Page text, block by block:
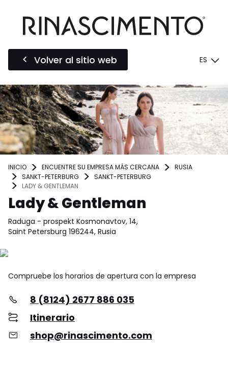
Volver al sitio web ES
INICIO ENCUENTRE SU EMPRESA MÁS CERCANA
RUSIA
SANKT-PETERBURG
SANKT-PETERBURG
LADY & GENTLEMAN
Lady & Gentleman
Raduga - prospekt Kosmonavtov, 14,
Saint Petersburg 196244, Rusia
Compruebe los horarios de apertura con la empresa
8 (8124) 2677 886 035
Itinerario
shop@rinascimento.com